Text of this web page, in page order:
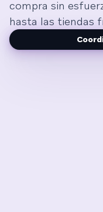
compra sin
hasta las tiendas